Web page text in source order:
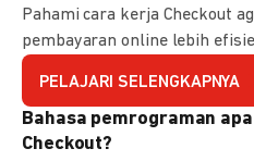
Pahami cara kerja Checkout
pembayaran online lebih
PELAJARI SELENGKAPNYA
Bahasa pemrograman
Checkout?